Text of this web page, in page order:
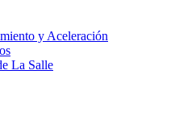
y Aceleración
La Salle